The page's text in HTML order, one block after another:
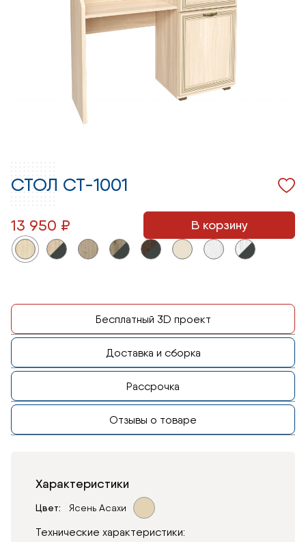
СТОЛ СТ-1001
13 950 ₽ В корзину
Бесплатный 3D проект
Доставка и сборка
Рассрочка
Отзывы о товаре
Характеристики
Цвет Ясень Асахи
Технические характеристики: